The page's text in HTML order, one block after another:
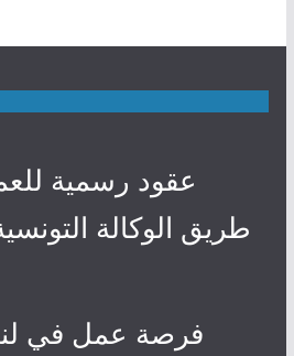
عقود رسمية
طريق الوكالة
فرصة عمل في